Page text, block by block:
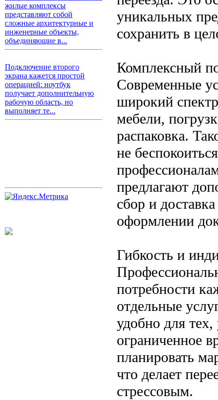
жилые комплексы
представляют собой
сложные архитектурные и
инженерные объекты,
объединяющие в...
Подключение второго
экрана кажется простой
операцией: ноутбук
получает дополнительную
рабочую область, но
выполняет те...
уникальных
сохранить в
Комплексный
Современные
широкий
мебели,
распаковка.
не
предлагают
сбор и
оформлении
Гибкость и
потребности
отдельные
удобно для
ограниченное
планировать
что делает
стрессовым.